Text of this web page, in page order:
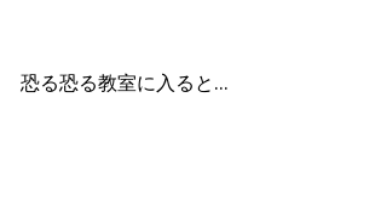
恐る恐る教室に入ると…